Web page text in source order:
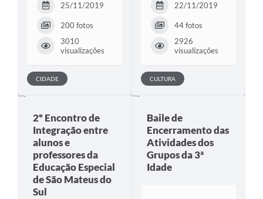
25/11/2019
200 fotos
3010
visualizações
CIDADE
22/11/2019
44 fotos
2926
visualizações
CULTURA
2º Encontro de
Integração entre
alunos e
professores da
Educação Especial
de São Mateus do
Sul
Baile de
Encerramento das
Atividades dos
Grupos da 3ª
Idade